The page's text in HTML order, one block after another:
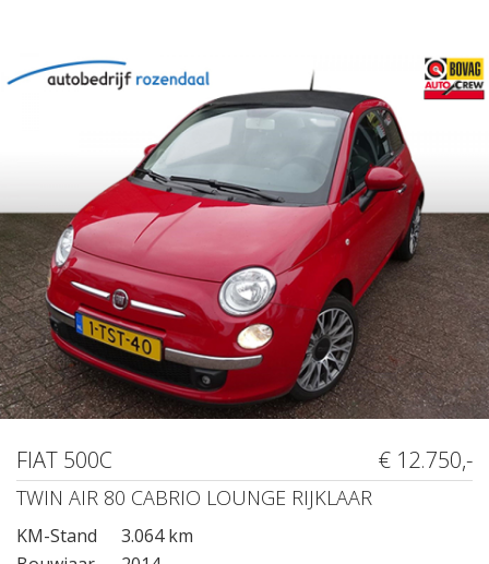
FIAT 500C € 12.750,-
TWIN AIR 80 CABRIO LOUNGE RIJKLAAR
KM-Stand
3.064 km